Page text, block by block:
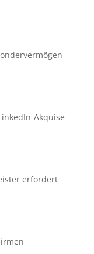
Akquise
erfordert